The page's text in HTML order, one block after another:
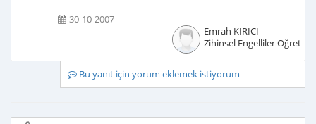
30-10-2007
Emrah KIRICI
Zihinsel Engelliler
Bu yanıt için yorum eklemek istiyorum